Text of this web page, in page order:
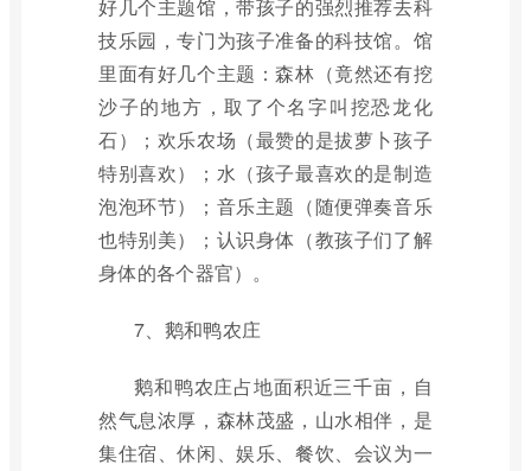
好几个主题馆，带孩子的强烈推荐去科
技乐园，专门为孩子准备的科技馆。馆
里面有好几个主题：森林（竟然还有挖
沙子的地方，取了个名字叫挖恐龙化
石）；欢乐农场（最赞的是拔萝卜孩子
特别喜欢）；水（孩子最喜欢的是制造
泡泡环节）；音乐主题（随便弹奏音乐
也特别美）；认识身体（教孩子们了解
身体的各个器官）。
7、鹅和鸭农庄
鹅和鸭农庄占地面积近三千亩，自
然气息浓厚，森林茂盛，山水相伴，是
集住宿、休闲、娱乐、餐饮、会议为一